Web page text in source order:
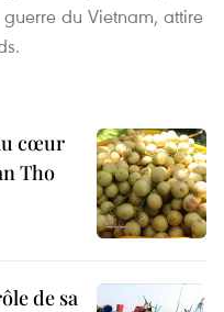
du Vietnam, attire
cœur
Tho
de sa